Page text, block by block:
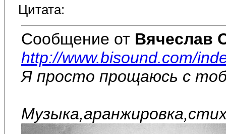
Цитата:
Сообщение от Вячеслав
http://www.bisound.com/
Я просто прощаюсь с